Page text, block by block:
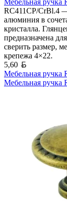
RC411CP/CrBl.4
алюминия в
кристалла.
предназначена
сверить размер,
крепежа 4×22.
5,60
Мебельная ручка
Мебельная ручка